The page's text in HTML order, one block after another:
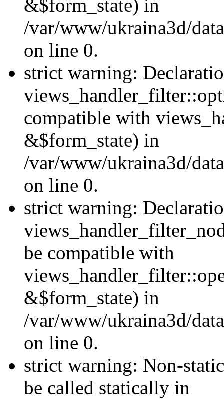
&$form_state) in
/var/www/ukraina3d/
on line 0.
strict warning:
compatible with
&$form_state) in
/var/www/ukraina3d/
on line 0.
strict warning:
be compatible with
&$form_state) in
/var/www/ukraina3d/
on line 0.
strict warning: Non-
be called statically in